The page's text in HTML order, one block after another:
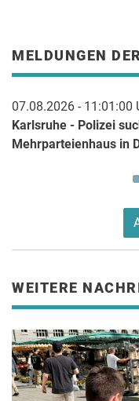
MELDUNGEN
ein
07.08.2026 -
Bretten -
schwer verletzt
WEITERE